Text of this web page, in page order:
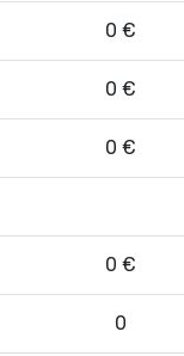
0 €
0 €
0 €
0 €
0